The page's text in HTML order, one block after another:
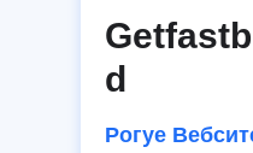
d
Рогуе